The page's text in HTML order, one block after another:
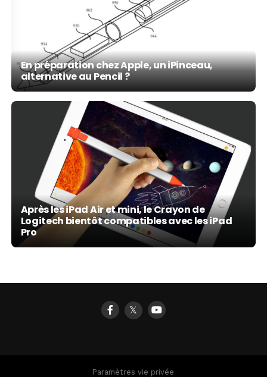
En préparation chez Apple, un iPinceau,
alternative au Pencil ?
Après les iPad Air et mini, le Crayon de
Logitech bientôt compatibles avec les iPad
Pro
𝕏
Paramètres vie privée